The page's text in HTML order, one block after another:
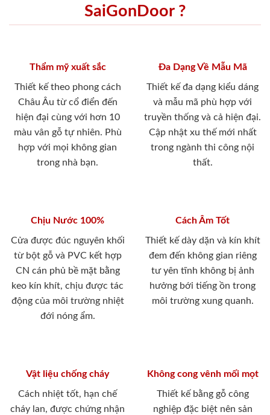
SaiGonDoor ?
Thẩm mỹ xuất sắc
Thiết kế theo phong cách
Châu Âu từ cổ điển đến
hiện đại cùng với hơn 10
màu vân gỗ tự nhiên. Phù
hợp với mọi không gian
trong nhà bạn.
Đa Dạng Về Mẫu Mã
Thiết kế đa dạng kiểu dáng
và mẫu mã phù hợp với
truyền thống và cả hiện đại.
Cập nhật xu thế mới nhất
trong ngành thi công nội
thất.
Chịu Nước 100%
Cửa được đúc nguyên khối
từ bột gỗ và PVC kết hợp
CN cán phủ bề mặt bằng
keo kín khít, chịu được tác
động của môi trường nhiệt
đới nóng ẩm.
Cách Âm Tốt
Thiết kế dày dặn và kín khít
đem đến không gian riêng
tư yên tĩnh không bị ảnh
hưởng bới tiếng ồn trong
môi trường xung quanh.
Vật liệu chống cháy
Cách nhiệt tốt, hạn chế
cháy lan, được chứng nhận
Không cong vênh mối mọt
Thiết kế bằng gỗ công
nghiệp đặc biệt nên sản